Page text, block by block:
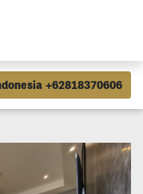
+62818370606